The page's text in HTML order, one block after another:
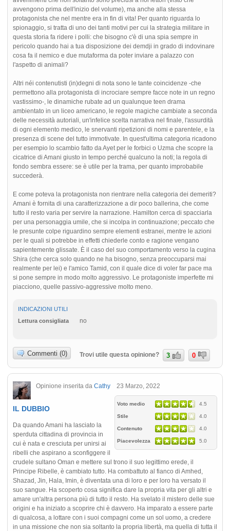
avvengono prima dell'inizio del volume), ma anche alla stessa
protagonista che nel mentre era in fin di vita! Per quanto riguarda lo
spionaggio, si tratta di uno dei tanti motivi per cui la strategia militare in
questa storia fa ridere i polli: che bisogno c'è di una spia sempre in
pericolo quando hai a tua disposizione dei demdji in grado di indovinare
cosa fa il nemico e due mutaforma da poter inviare a palazzo con
l'aspetto di animali?
Altri néi contenutisti (in)degni di nota sono le tante coincidenze -che
permettono alla protagonista di incrociare sempre facce note in un regno
vastissimo-, le dinamiche rubate ad un qualunque teen drama
ambientato in un liceo americano, le regole magiche cambiate a seconda
delle necessità autoriali, un'infelice scelta narrativa nel finale, l'assurdità
di ogni elemento medico, le snervanti ripetizioni di nomi e parentele, e la
presenza di scene del tutto immotivate. In quest'ultima categoria ricadono
per esempio lo scambio fatto da Ayet per le forbici o Uzma che scopre la
cicatrice di Amani giusto in tempo perché qualcuno la noti; la regola di
fondo sembra essere: se è utile per la trama, per quanto improbabile
succederà.
E come poteva la protagonista non rientrare nella categoria dei demeriti?
Amani è fornita di una caratterizzazione a dir poco ballerina, che come
tutto il resto varia per servire la narrazione. Hamilton cerca di spacciarla
per una personaggia umile, che si incolpa in continuazione; peccato che
le presunte colpe riguardino sempre elementi estranei, mentre le azioni
per le quali si potrebbe in effetti chiederle conto e ragione vengano
sapientemente glissate. È il caso del suo comportamento verso la cugina
Shira (che cerca solo quando ne ha bisogno, senza preoccuparsi mai
realmente per lei) e l'amico Tamid, con il quale dice di voler far pace ma
si pone sempre in modo molto aggressivo. Le protagoniste imperfette mi
piacciono, quelle passivo-aggressive molto meno.
INDICAZIONI UTILI
Lettura consigliata
no
Commenti (0) Trovi utile questa opinione? 3 0
Opinione inserita da Cathy 23 Marzo, 2022
Voto medio 4.5
Stile 4.0
Contenuto 4.0
Piacevolezza 5.0
IL DUBBIO
Da quando Amani ha lasciato la
sperduta cittadina di provincia in
cui è nata e cresciuta per unirsi ai
ribelli che aspirano a sconfiggere il
crudele sultano Oman e mettere sul trono il suo legittimo erede, il
Principe Ribelle, è cambiato tutto. Ha combattuto al fianco di Amhed,
Shazad, Jin, Hala, Imin, è diventata una di loro e per loro ha versato il
suo sangue. Ha scoperto cosa significa dare la propria vita per gli altri e
amare un'altra persona più di tutto il resto. Ha svelato il mistero delle sue
origini e ha iniziato a scoprire chi è davvero. Ha imparato a essere parte
di qualcosa, a lottare con i suoi compagni come un sol uomo, a credere
in una missione che non sia soltanto la propria libertà, ma quella di tutta il